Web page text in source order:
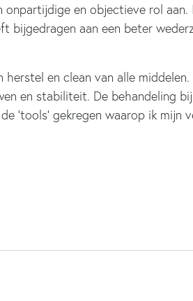
onpartijdige en objectieve rol
bijgedragen aan een beter
en clean van alle
en stabiliteit. De behandeling
’tools’ gekregen waarop ik mijn